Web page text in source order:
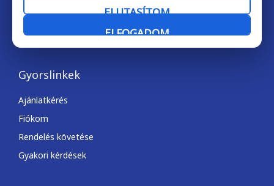
Email kapcsolat: licencek@softdirect.hu
Gyorslinkek
Ajánlatkérés
Fiókom
Rendelés követése
Gyakori kérdések
ELUTASÍTOM
ELFOGADOM